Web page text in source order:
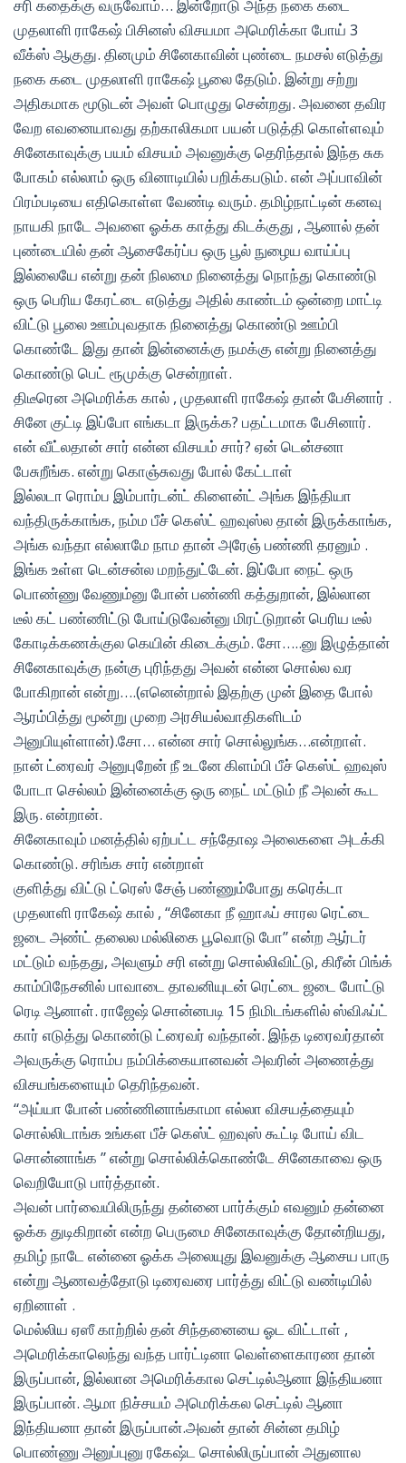
சரி கதைக்கு வருவோம்… இன்றோடு அந்த நகை கடை
முதலாளி ராகேஷ் பிசினஸ் விசயமா அமெரிக்கா போய் 3
வீக்ஸ் ஆகுது. தினமும் சினேகாவின் புண்டை நமசல் எடுத்து
நகை கடை முதலாளி ராகேஷ் பூலை தேடும். இன்று சற்று
அதிகமாக மூடுடன் அவள் பொழுது சென்றது. அவனை தவிர
வேற எவனையாவது தற்காலிகமா பயன் படுத்தி கொள்ளவும்
சினேகாவுக்கு பயம் விசயம் அவனுக்கு தெரிந்தால் இந்த சுக
போகம் எல்லாம் ஒரு வினாடியில் பறிக்கபடும். என் அப்பாவின்
பிரம்படியை எதிகொள்ள வேண்டி வரும். தமிழ்நாட்டின் கனவு
நாயகி நாடே அவளை ஓக்க காத்து கிடக்குது , ஆனால் தன்
புண்டையில் தன் ஆசைகேர்ப்ப ஒரு பூல் நுழைய வாய்ப்பு
இல்லையே என்று தன் நிலமை நினைத்து நொந்து கொண்டு
ஒரு பெரிய கேரட்டை எடுத்து அதில் காண்டம் ஒன்றை மாட்டி
விட்டு பூலை ஊம்புவதாக நினைத்து கொண்டு ஊம்பி
கொண்டே இது தான் இன்னைக்கு நமக்கு என்று நினைத்து
கொண்டு பெட் ரூமுக்கு சென்றாள்.
திடீரென அமெரிக்க கால் , முதலாளி ராகேஷ் தான் பேசினார் .
சினே குட்டி இப்போ எங்கடா இருக்க? பதட்டமாக பேசினார்.
என் வீட்லதான் சார் என்ன விசயம் சார்? ஏன் டென்சனா
பேசுறீங்க. என்று கொஞ்சுவது போல் கேட்டாள்
இல்லடா ரொம்ப இம்பார்டன்ட் கிளைன்ட் அங்க இந்தியா
வந்திருக்காங்க, நம்ம பீச் கெஸ்ட் ஹவுஸ்ல தான் இருக்காங்க,
அங்க வந்தா எல்லாமே நாம தான் அரேஞ் பண்ணி தரனும் .
இங்க உள்ள டென்சன்ல மறந்துட்டேன். இப்போ நைட் ஒரு
பொண்ணு வேணும்னு போன் பண்ணி கத்துறான், இல்லான
டீல் கட் பண்ணிட்டு போய்டுவேன்னு மிரட்டுறான் பெரிய டீல்
கோடிக்கணக்குல கெயின் கிடைக்கும். சோ…..னு இழுத்தான்
சினேகாவுக்கு நன்கு புரிந்தது அவன் என்ன சொல்ல வர
போகிறான் என்று….(எனென்றால் இதற்கு முன் இதை போல்
ஆரம்பித்து மூன்று முறை அரசியல்வாதிகளிடம்
அனுபியுள்ளான்).சோ… என்ன சார் சொல்லுங்க…என்றாள்.
நான் ட்ரைவர் அனுபுறேன் நீ உடனே கிளம்பி பீச் கெஸ்ட் ஹவுஸ்
போடா செல்லம் இன்னைக்கு ஒரு நைட் மட்டும் நீ அவன் கூட
இரு. என்றான்.
சினேகாவும் மனத்தில் ஏற்பட்ட சந்தோஷ அலைகளை அடக்கி
கொண்டு. சரிங்க சார் என்றாள்
குளித்து விட்டு ட்ரெஸ் சேஞ் பண்ணும்போது கரெக்டா
முதலாளி ராகேஷ் கால் , “சினேகா நீ ஹாஃப் சாரல ரெட்டை
ஜடை அண்ட் தலைல மல்லிகை பூவொடு போ” என்ற ஆர்டர்
மட்டும் வந்தது, அவளும் சரி என்று சொல்லிவிட்டு, கிரீன் பிங்க்
காம்பிநேசனில் பாவாடை தாவனியுடன் ரெட்டை ஜடை போட்டு
ரெடி ஆனாள். ராஜேஷ் சொன்னபடி 15 நிமிடங்களில் ஸ்விஃப்ட்
கார் எடுத்து கொண்டு ட்ரைவர் வந்தான். இந்த டிரைவர்தான்
அவருக்கு ரொம்ப நம்பிக்கையானவன் அவரின் அணைத்து
விசயங்களையும் தெரிந்தவன்.
“அய்யா போன் பண்ணினாங்காமா எல்லா விசயத்தையும்
சொல்லிடாங்க உங்கள பீச் கெஸ்ட் ஹவுஸ் கூட்டி போய் விட
சொன்னாங்க ” என்று சொல்லிக்கொண்டே சினேகாவை ஒரு
வெறியோடு பார்த்தான்.
அவன் பார்வையிலிருந்து தன்னை பார்க்கும் எவனும் தன்னை
ஓக்க துடிகிறான் என்ற பெருமை சினேகாவுக்கு தோன்றியது,
தமிழ் நாடே என்னை ஓக்க அலையுது இவனுக்கு ஆசைய பாரு
என்று ஆணவத்தோடு டிரைவரை பார்த்து விட்டு வண்டியில்
ஏறினாள் .
மெல்லிய ஏஸீ காற்றில் தன் சிந்தனையை ஓட விட்டாள் ,
அமெரிக்காலெந்து வந்த பார்ட்டினா வெள்ளைகாரண தான்
இருப்பான், இல்லான அமெரிக்கால செட்டில்ஆனா இந்தியனா
இருப்பான். ஆமா நிச்சயம் அமெரிக்கல செட்டில் ஆனா
இந்தியனா தான் இருப்பான்.அவன் தான் சின்ன தமிழ்
பொண்ணு அனுப்புனு ரகேஷ்ட சொல்லிருப்பான் அதுனால